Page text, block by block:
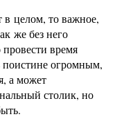
в целом, то важное,
же без него
время
огромным,
а может
столик, но